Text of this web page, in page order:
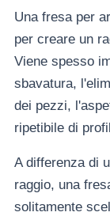
Una fresa per
per creare un
Viene spesso
sbavatura,
dei pezzi,
ripetibile di
A differenza di
raggio, una
solitamente